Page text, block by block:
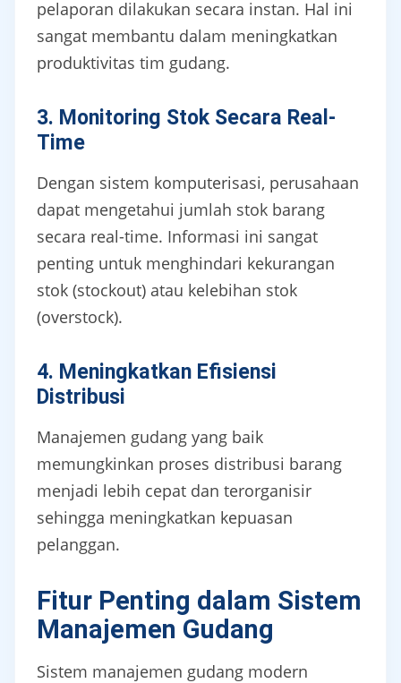
pelaporan dilakukan secara instan. Hal ini
sangat membantu dalam meningkatkan
produktivitas tim gudang.
3. Monitoring Stok Secara Real-
Time
Dengan sistem komputerisasi, perusahaan
dapat mengetahui jumlah stok barang
secara real-time. Informasi ini sangat
penting untuk menghindari kekurangan
stok (stockout) atau kelebihan stok
(overstock).
4. Meningkatkan Efisiensi
Distribusi
Manajemen gudang yang baik
memungkinkan proses distribusi barang
menjadi lebih cepat dan terorganisir
sehingga meningkatkan kepuasan
pelanggan.
Fitur Penting dalam Sistem
Manajemen Gudang
Sistem manajemen gudang modern